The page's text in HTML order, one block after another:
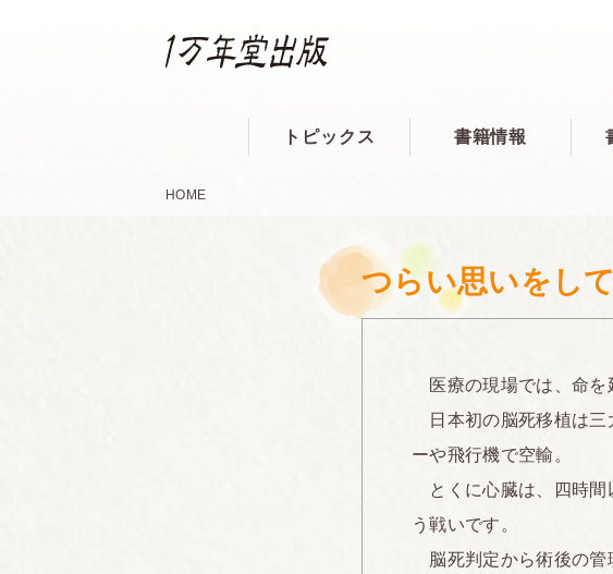
トピックス 書籍情報
HOME
つらい思いをし
医療の現場では、命を
日本初の脳死移植は三
ーや飛行機で空輸。
とくに心臓は、四時間
う戦いです。
脳死判定から術後の管